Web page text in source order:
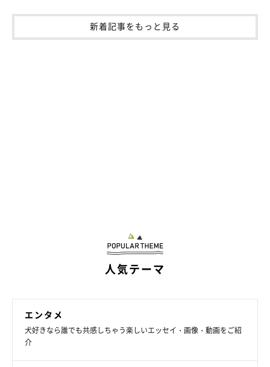
新着記事をもっと見る
人気テーマ
エンタメ
犬好きなら誰でも共感しちゃう楽しいエッセイ・画像・動画をご紹
介